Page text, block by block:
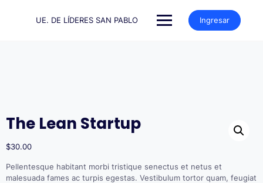
UE. DE LÍDERES SAN PABLO Ingresar
The Lean Startup
$30.00
Pellentesque habitant morbi tristique senectus et netus et
malesuada fames ac turpis egestas. Vestibulum tortor quam, feugiat